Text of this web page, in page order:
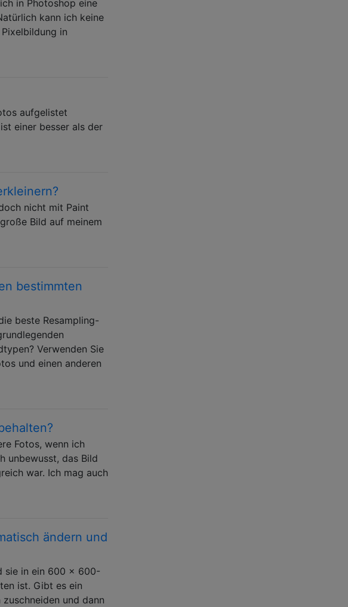
in Photoshop eine
kann ich keine
in
aufgelistet
einer besser als der
nicht mit Paint
Bild auf meinem
bestimmten
beste Resampling-
Verwenden Sie
und einen anderen
Fotos, wenn ich
unbewusst, das Bild
war. Ich mag auch
ändern und
sie in ein 600 x 600-
ist. Gibt es ein
und dann